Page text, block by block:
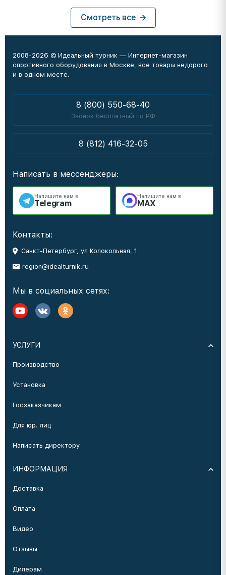
Смотреть все
2008-2026 © Идеальный турник — Интернет-магазин
спортивного оборудования в Москве, все товары недорого
и в одном месте.
8 (800) 550-68-40
Звонок бесплатный по РФ
8 (812) 416-32-05
Написать в мессенджеры:
Напишите нам в
Telegram
Напишите нам в
MAX
Контакты:
Санкт-Петербург, ул Колокольная, 1
region@idealturnik.ru
Мы в социальных сетях:
УСЛУГИ
Производство
Установка
Госзаказчикам
Для юр. лиц
Написать директору
ИНФОРМАЦИЯ
Доставка
Оплата
Видео
Отзывы
Дилерам